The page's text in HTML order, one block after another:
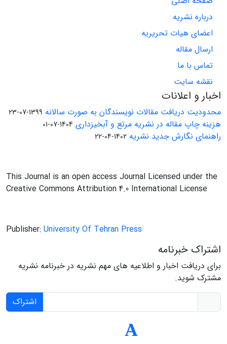
درباره نشریه
اعضای هیات تحریریه
ارسال مقاله
تماس با ما
نقشه سایت
اخبار و اعلانات
محدودیت دریافت مقالات نویسندگان به صورت سالانه 1399-07-23
هزینه چاپ مقاله در نشریه مرتع و آبخیزداری 1404-07-01
راهنمای نگارش جدید نشریه 1402-04-22
This Journal is an open access Journal Licensed under the
Creative Commons Attribution 4.0 International License
Publisher: University Of Tehran Press
اشتراک خبرنامه
برای دریافت اخبار و اطلاعیه های مهم نشریه در خبرنامه نشریه
مشترک شوید.
اشتراک